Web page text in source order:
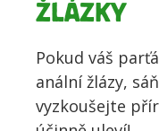
ŽLÁZKY
Pokud váš
anální žlázy,
vyzkoušejte